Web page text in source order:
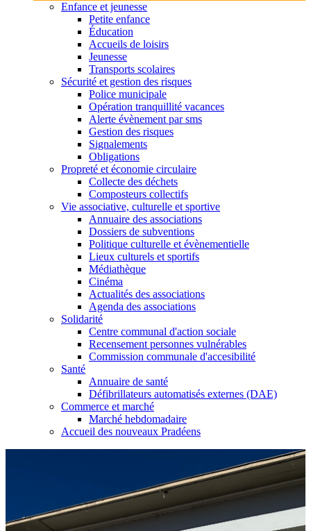
Enfance et jeunesse
Petite enfance
Éducation
Accueils de loisirs
Jeunesse
Transports scolaires
Sécurité et gestion des risques
Police municipale
Opération tranquillité vacances
Alerte évènement par sms
Gestion des risques
Signalements
Obligations
Propreté et économie circulaire
Collecte des déchets
Composteurs collectifs
Vie associative, culturelle et sportive
Annuaire des associations
Dossiers de subventions
Politique culturelle et évènementielle
Lieux culturels et sportifs
Médiathèque
Cinéma
Actualités des associations
Agenda des associations
Solidarité
Centre communal d'action sociale
Recensement personnes vulnérables
Commission communale d'accesibilité
Santé
Annuaire de santé
Défibrillateurs automatisés externes (DAE)
Commerce et marché
Marché hebdomadaire
Accueil des nouveaux Pradéens